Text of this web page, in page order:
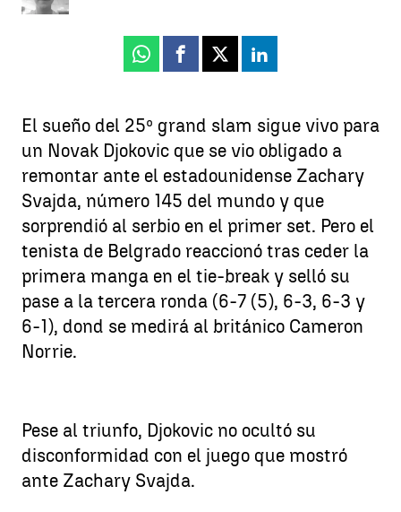
Whatsapp
Facebook
X Linkedin
El sueño del 25º grand slam sigue vivo para
un Novak Djokovic que se vio obligado a
remontar ante el estadounidense Zachary
Svajda, número 145 del mundo y que
sorprendió al serbio en el primer set. Pero el
tenista de Belgrado reaccionó tras ceder la
primera manga en el tie-break y selló su
pase a la tercera ronda (6-7 (5), 6-3, 6-3 y
6-1), dond se medirá al británico Cameron
Norrie.
Pese al triunfo, Djokovic no ocultó su
disconformidad con el juego que mostró
ante Zachary Svajda.